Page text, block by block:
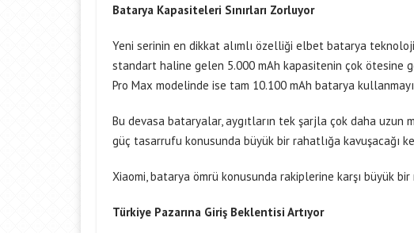
Batarya Kapasiteleri Sınırları Zorluyor
Yeni serinin en dikkat alımlı özelliği elbet batarya
standart haline gelen 5.000 mAh kapasitenin çok ötesine
Pro Max modelinde ise tam 10.100 mAh batarya
Bu devasa bataryalar, aygıtların tek şarjla çok daha uzun
güç tasarrufu konusunda büyük bir rahatlığa kavuşacağı
Xiaomi, batarya ömrü konusunda rakiplerine karşı büyük
Türkiye Pazarına Giriş Beklentisi Artıyor